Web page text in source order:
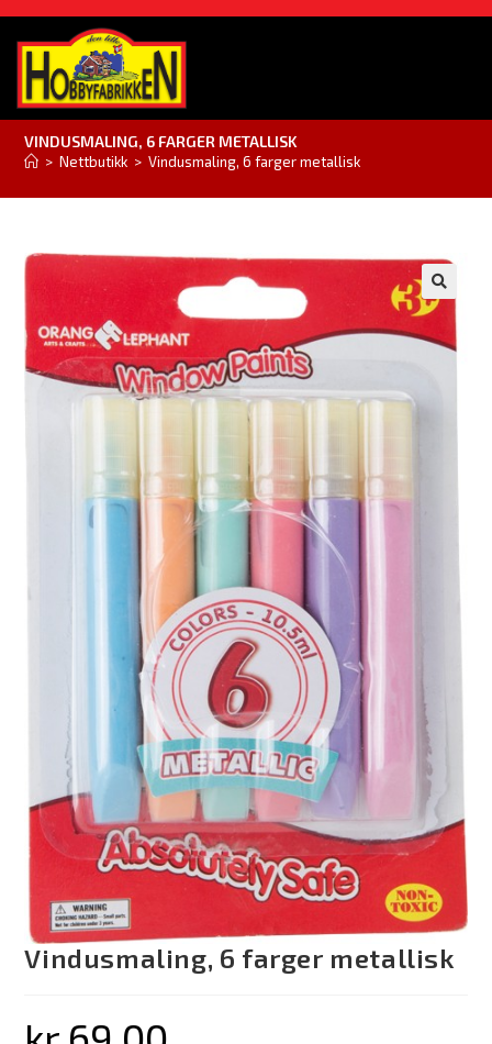
VINDUSMALING, 6 FARGER METALLISK
> Nettbutikk > Vindusmaling, 6 farger metallisk
🔍
Vindusmaling, 6 farger metallisk